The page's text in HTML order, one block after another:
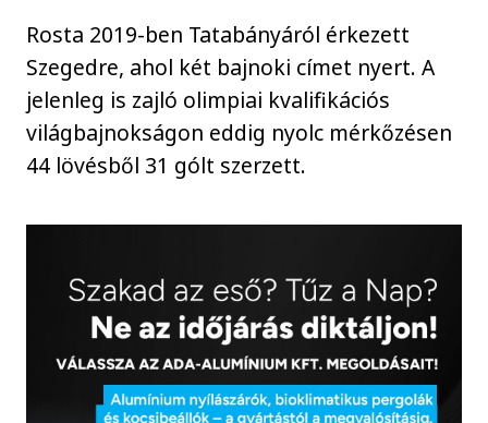
Rosta 2019-ben Tatabányáról érkezett
Szegedre, ahol két bajnoki címet nyert. A
jelenleg is zajló olimpiai kvalifikációs
világbajnokságon eddig nyolc mérkőzésen
44 lövésből 31 gólt szerzett.